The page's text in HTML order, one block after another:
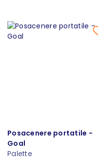
Posacenere portatile -
Goal
Palette